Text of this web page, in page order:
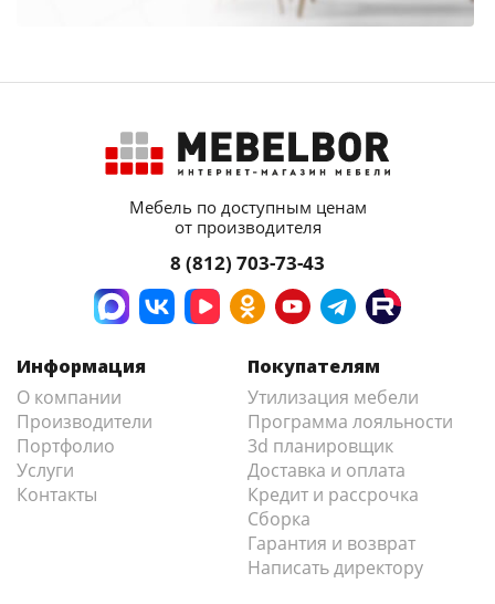
Мебель по доступным ценам
от производителя
8 (812) 703-73-43
Информация
О компании
Производители
Портфолио
Услуги
Контакты
Покупателям
Утилизация мебели
Программа лояльности
3d планировщик
Доставка и оплата
Кредит и рассрочка
Сборка
Гарантия и возврат
Написать директору